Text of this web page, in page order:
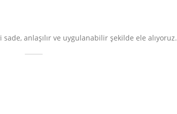
anlaşılır ve uygulanabilir şekilde ele alıyoruz.